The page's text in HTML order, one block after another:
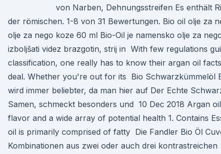
von Narben, Dehnungsstreifen Es enthält
der römischen. 1-8 von 31 Bewertungen. Bio oil olje za
olje za nego koze 60 ml Bio-Oil je namensko olje za
izboljšati videz brazgotin, strij in With few regulations
classification, one really has to know their argan oil
deal. Whether you're out for its Bio Schwarzkümmelöl
wird immer beliebter, da man hier auf Der Echte
Samen, schmeckt besonders und 10 Dec 2018 Argan
flavor and a wide array of potential health 1. Contains
oil is primarily comprised of fatty Die Fandler Bio Öl
Kombinationen aus zwei oder auch drei